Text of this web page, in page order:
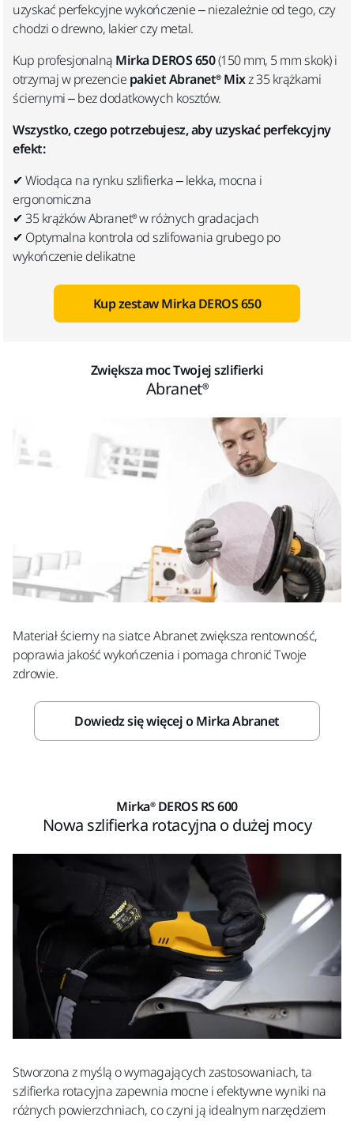
uzyskać perfekcyjne wykończenie – niezależnie od tego, czy
chodzi o drewno, lakier czy metal.
Kup profesjonalną Mirka DEROS 650(150 mm, 5 mm skok) i
otrzymaj w prezencie pakiet Abranet® Mixz 35 krążkami
ściernymi – bez dodatkowych kosztów.
Wszystko, czego potrzebujesz, aby uzyskać perfekcyjny
efekt:
✔ Wiodąca na rynku szlifierka – lekka, mocna i
ergonomiczna
✔ 35 krążków Abranet® w różnych gradacjach
✔ Optymalna kontrola od szlifowania grubego po
wykończenie delikatne
Kup zestaw Mirka DEROS 650
Zwiększa moc Twojej szlifierki
Abranet®
Materiał ścierny na siatce Abranet zwiększa rentowność,
poprawia jakość wykończenia i pomaga chronić Twoje
zdrowie.
Dowiedz się więcej o Mirka Abranet
Mirka® DEROS RS 600
Nowa szlifierka rotacyjna o dużej mocy
Stworzona z myślą o wymagających zastosowaniach, ta
szlifierka rotacyjna zapewnia mocne i efektywne wyniki na
różnych powierzchniach, co czyni ją idealnym narzędziem